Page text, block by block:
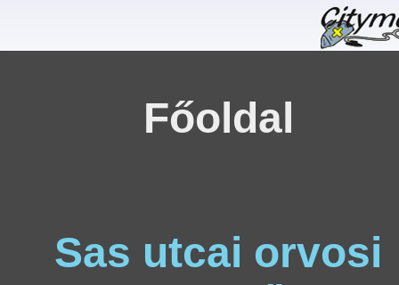
Főoldal
Sas utcai orvosi